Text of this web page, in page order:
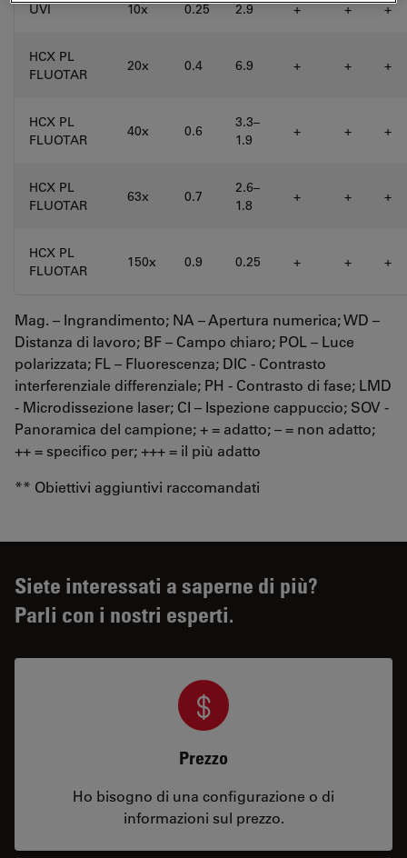
UVI 10x 0.25 2.9 + + +
HCX PL
FLUOTAR
20x 0.4 6.9 + + +
HCX PL
FLUOTAR
40x 0.6
3.3–
1.9
+ + +
HCX PL
FLUOTAR
63x 0.7
2.6–
1.8
+ + +
HCX PL
FLUOTAR
150x 0.9 0.25 + + +
Mag. – Ingrandimento; NA – Apertura numerica; WD –
Distanza di lavoro; BF – Campo chiaro; POL – Luce
polarizzata; FL – Fluorescenza; DIC - Contrasto
interferenziale differenziale; PH - Contrasto di fase; LMD
- Microdissezione laser; CI – Ispezione cappuccio; SOV -
Panoramica del campione; + = adatto; – = non adatto;
++ = specifico per; +++ = il più adatto
** Obiettivi aggiuntivi raccomandati
Siete interessati a saperne di più?
Parli con i nostri esperti.
Prezzo
Ho bisogno di una configurazione o di
informazioni sul prezzo.